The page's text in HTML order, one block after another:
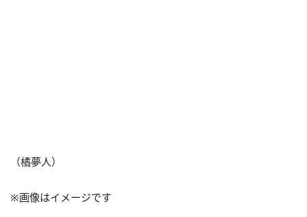
（橘夢人）
※画像はイメージです